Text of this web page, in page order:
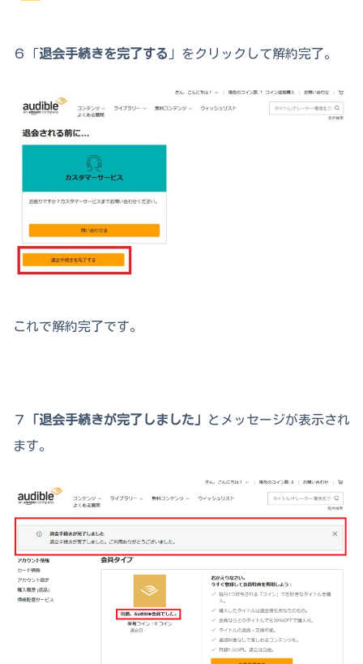
６「退会手続きを完了する 」をクリックして解約完了。
これで解約完了です。
７ 「退会手続きが完了しました」
とメッセージが表示され
ます。